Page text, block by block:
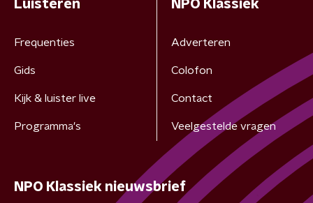
Luisteren
Frequenties
Gids
Kijk & luister live
Programma's
NPO Klassiek
Adverteren
Colofon
Contact
Veelgestelde vragen
NPO Klassiek nieuwsbrief